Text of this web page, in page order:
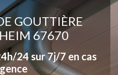
GOUTTIÈRE
67670
24 sur 7j/7 en cas